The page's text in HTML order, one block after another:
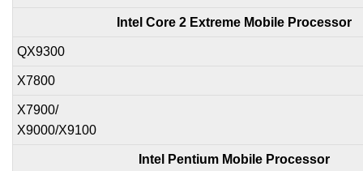
Intel Core 2 Extreme Mobile Processor
QX9300
X7800
X7900/
X9000/X9100
Intel Pentium Mobile Processor